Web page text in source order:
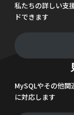
私たちの詳しい支
ドできます
MySQLやその他
に対応します